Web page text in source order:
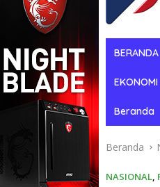
BERANDA
Beranda
Beranda
NASIONAL,